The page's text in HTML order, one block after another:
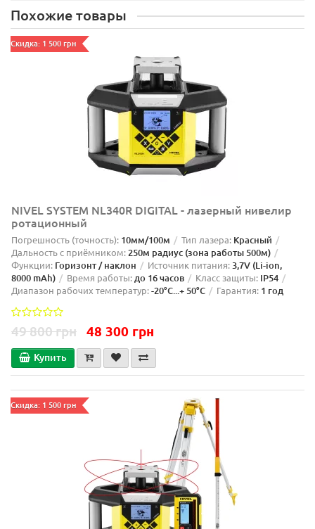
Похожие товары
Скидка: 1 500 грн
NIVEL SYSTEM NL340R DIGITAL - лазерный нивелир
ротационный
Погрешность (точность): 10мм/100м Тип лазера: Красный
Дальность с приёмником:250м радиус (зона работы 500м)
Функции: Горизонт / наклон Источник питания:3,7V (Li-ion,
8000 mAh)
Время работы:до 16 часов Класс защиты: IP54
Диапазон рабочих температур:-20°C...+ 50°C Гарантия: 1 год
49 800 грн 48 300 грн
Купить
Скидка: 1 500 грн